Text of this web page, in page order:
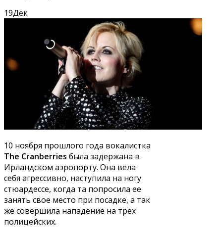
19Дек
10 ноября прошлого года вокалистка
The Cranberries была задержана в
Ирландском аэропорту. Она вела
себя агрессивно, наступила на ногу
стюардессе, когда та попросила ее
занять свое место при посадке, а так
же совершила нападение на трех
полицейских.